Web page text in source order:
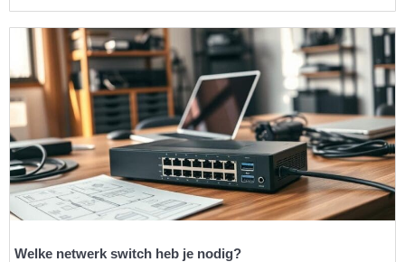
Welke netwerk switch heb je nodig?